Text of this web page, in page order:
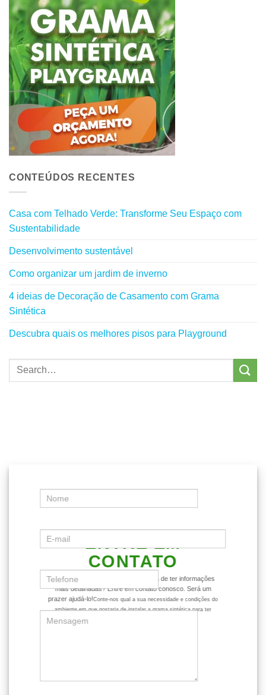
CONTEÚDOS RECENTES
Casa com Telhado Verde: Transforme Seu Espaço com
Sustentabilidade
Desenvolvimento sustentável
Como organizar um jardim de inverno
4 ideias de Decoração de Casamento com Grama
Sintética
Descubra quais os melhores pisos para Playground
ENTRE EM
CONTATO
Ficou com alguma dúvida ou gostaria de ter informações
mais detalhadas? Entre em contato conosco. Será um
prazer ajudá-lo!Conte-nos qual a sua necessidade e condições do
ambiente em que gostaria de instalar a grama sintética para ter
dicas mais assertivas sobre o produto.